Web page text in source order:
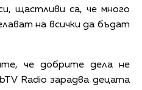
щастливи са, че много
на всички да бъдат
че добрите дела не
Radio зарадва децата